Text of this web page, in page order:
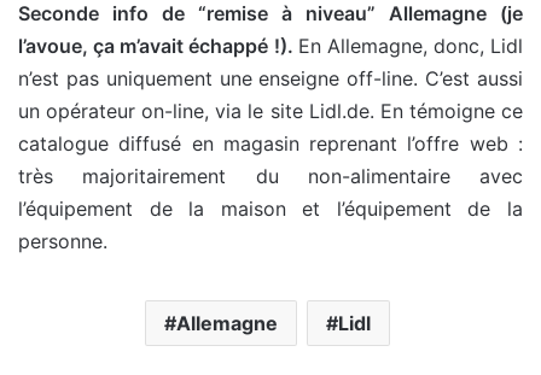
Seconde info de “remise à niveau” Allemagne (je
l’avoue, ça m’avait échappé !). En Allemagne, donc, Lidl
n’est pas uniquement une enseigne off-line. C’est aussi
un opérateur on-line, via le site Lidl.de. En témoigne ce
catalogue diffusé en magasin reprenant l’offre web :
très majoritairement du non-alimentaire avec
l’équipement de la maison et l’équipement de la
personne.
Allemagne Lidl